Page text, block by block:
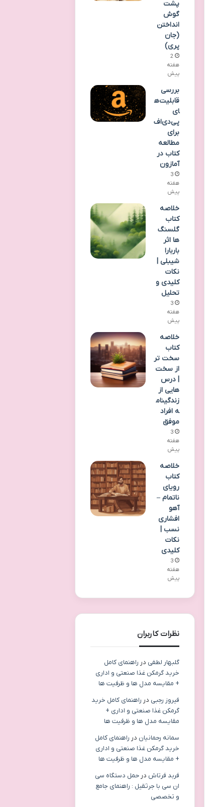
پشت
گوش
انداختن
(جان
پری)
2
هفته
پیش
بررسی
قابلیت‌ه
ای
پی‌دی‌اف
برای
مطالعه
کتاب در
آمازون
3
هفته
پیش
خلاصه
کتاب
گلسنگ
ها اثر
باربارا
شیبلی |
نکات
کلیدی و
تحلیل
3
هفته
پیش
خلاصه
کتاب
سخت تر
از سخت
| درس
هایی از
زندگینام
ه افراد
موفق
3
هفته
پیش
خلاصه
کتاب
رویای
ناتمام –
آهو
افشاری
نسب |
نکات
کلیدی
3
هفته
پیش
نظرات کاربران
گلبهار لطفی در راهنمای کامل
خرید گرمکن غذا صنعتی و اداری
+ مقایسه مدل ها و ظرفیت ها
فیروز رجبی در راهنمای کامل خرید
گرمکن غذا صنعتی و اداری +
مقایسه مدل ها و ظرفیت ها
سمانه رحمانیان در راهنمای کامل
خرید گرمکن غذا صنعتی و اداری
+ مقایسه مدل ها و ظرفیت ها
فربد فرتاش در حمل دستگاه سی
ان سی با جرثقیل : راهنمای جامع
و تخصصی